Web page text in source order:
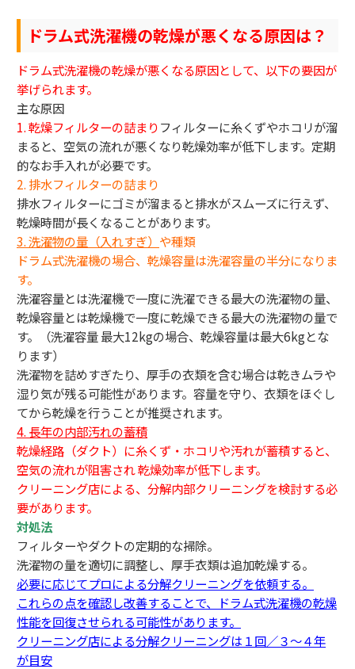
ドラム式洗濯機の乾燥が悪くなる原因は？
ドラム式洗濯機の乾燥が悪くなる原因として、以下の要因が
挙げられます。
主な原因
1. 乾燥フィルターの詰まりフィルターに糸くずやホコリが溜
まると、空気の流れが悪くなり乾燥効率が低下します。定期
的なお手入れが必要です。
2. 排水フィルターの詰まり
排水フィルターにゴミが溜まると排水がスムーズに行えず、
乾燥時間が長くなることがあります。
3.洗濯物の量（入れすぎ） や種類
ドラム式洗濯機の場合、乾燥容量は洗濯容量の半分になりま
す。
洗濯容量とは洗濯機で一度に洗濯できる最大の洗濯物の量、
乾燥容量とは乾燥機で一度に乾燥できる最大の洗濯物の量で
す。（洗濯容量 最大12kgの場合、乾燥容量は最大6kgとな
ります）
洗濯物を詰めすぎたり、厚手の衣類を含む場合は乾きムラや
湿り気が残る可能性があります。容量を守り、衣類をほぐし
てから乾燥を行うことが推奨されます。
4. 長年の内部汚れの蓄積
乾燥経路（ダクト）に糸くず・ホコリや汚れが蓄積すると、
空気の流れが阻害され 乾燥効率が低下します。
クリーニング店による、分解内部クリーニングを検討する必
要があります。
対処法
フィルターやダクトの定期的な掃除。
洗濯物の量を適切に調整し、厚手衣類は追加乾燥する。
必要に応じてプロによる分解クリーニングを依頼する。
これらの点を確認し改善することで、ドラム式洗濯機の乾燥
性能を回復させられる可能性があります。
クリーニング店による分解クリーニングは１回／３～４年
が目安